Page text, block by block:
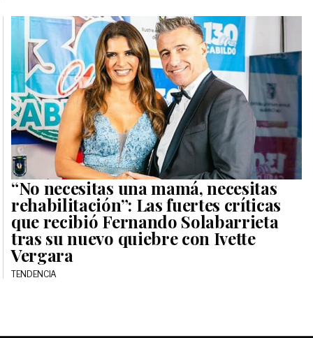
“No necesitas una mamá, necesitas
rehabilitación”: Las fuertes críticas
que recibió Fernando Solabarrieta
tras su nuevo quiebre con Ivette
Vergara
TENDENCIA